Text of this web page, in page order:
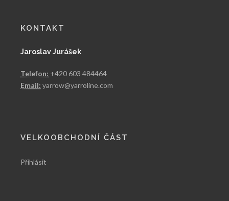
KONTAKT
Jaroslav Jurášek
Telefon: +420 603 484464
Email: yarrow@yarroline.com
VELKOOBCHODNÍ ČÁST
Přihlásit